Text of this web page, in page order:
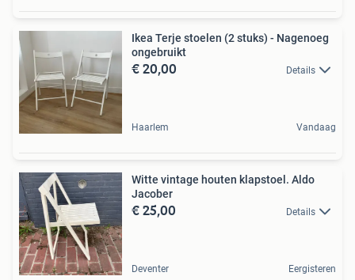
Ikea Terje stoelen (2 stuks) - Nagenoeg
ongebruikt
€ 20,00 Details
Haarlem Vandaag
Witte vintage houten klapstoel. Aldo
Jacober
€ 25,00 Details
Deventer Eergisteren